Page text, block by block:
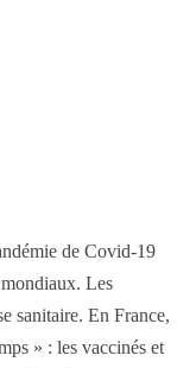
de Covid-19
Les
sanitaire. En France,
» : les vaccinés et